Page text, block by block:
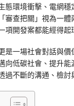
態環境衝擊、電網
審查把關」視為一
項開發案都能經得
是一場社會對話與
向低碳社會、提升
過不斷的溝通、檢